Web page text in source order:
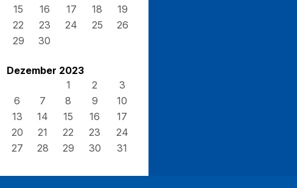
15 16 17 18
19
22 23 24 25
26
29 30
Dezember 2023
1
2
3
6 7 8 9
10
13 14 15 16
17
20 21 22 23
24
27 28 29 30 31